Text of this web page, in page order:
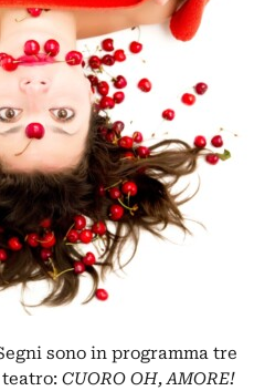
sono in programma tre
CUORO OH, AMORE!